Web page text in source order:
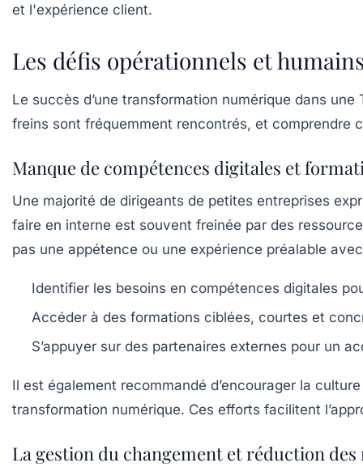
Les défis opérationnels et
Le succès d’une transformation numérique dans
freins sont fréquemment rencontrés, et comprendre
Manque de compétences digitales et
Une majorité de dirigeants de petites entreprises
faire en interne est souvent freinée par des
pas une appétence ou une expérience préalable
Identifier les besoins en compétences digitales
Accéder à des formations ciblées, courtes et
S’appuyer sur des partenaires externes pour un
Il est également recommandé d’encourager la
transformation numérique. Ces efforts facilitent
La gestion du changement et réduction des